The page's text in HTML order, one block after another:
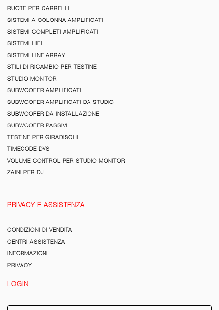
RUOTE PER CARRELLI
SISTEMI A COLONNA AMPLIFICATI
SISTEMI COMPLETI AMPLIFICATI
SISTEMI HIFI
SISTEMI LINE ARRAY
STILI DI RICAMBIO PER TESTINE
STUDIO MONITOR
SUBWOOFER AMPLIFICATI
SUBWOOFER AMPLIFICATI DA STUDIO
SUBWOOFER DA INSTALLAZIONE
SUBWOOFER PASSIVI
TESTINE PER GIRADISCHI
TIMECODE DVS
VOLUME CONTROL PER STUDIO MONITOR
ZAINI PER DJ
PRIVACY E ASSISTENZA
CONDIZIONI DI VENDITA
CENTRI ASSISTENZA
INFORMAZIONI
PRIVACY
LOGIN